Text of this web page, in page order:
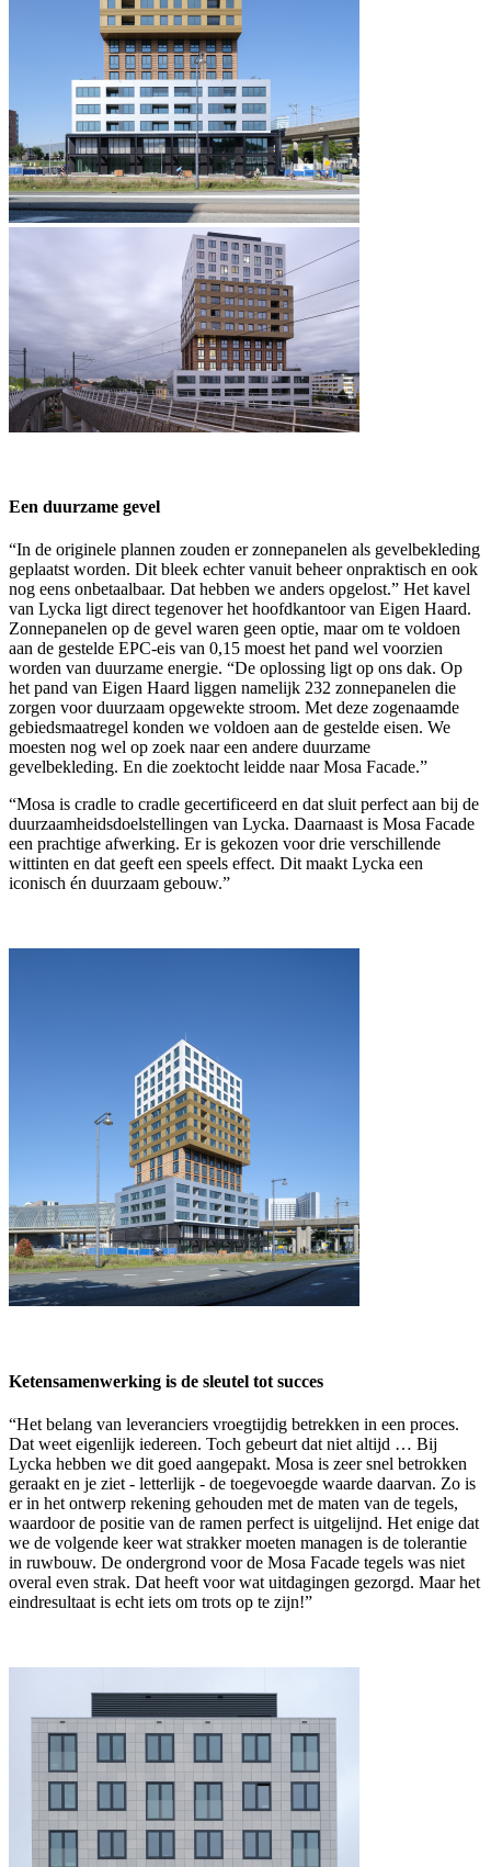
Een duurzame gevel
“In de originele plannen zouden er zonnepanelen als gevelbekleding
geplaatst worden. Dit bleek echter vanuit beheer onpraktisch en ook
nog eens onbetaalbaar. Dat hebben we anders opgelost.” Het kavel
van Lycka ligt direct tegenover het hoofdkantoor van Eigen Haard.
Zonnepanelen op de gevel waren geen optie, maar om te voldoen
aan de gestelde EPC-eis van 0,15 moest het pand wel voorzien
worden van duurzame energie. “De oplossing ligt op ons dak. Op
het pand van Eigen Haard liggen namelijk 232 zonnepanelen die
zorgen voor duurzaam opgewekte stroom. Met deze zogenaamde
gebiedsmaatregel konden we voldoen aan de gestelde eisen. We
moesten nog wel op zoek naar een andere duurzame
gevelbekleding. En die zoektocht leidde naar Mosa Facade.”
“Mosa is cradle to cradle gecertificeerd en dat sluit perfect aan bij de
duurzaamheidsdoelstellingen van Lycka. Daarnaast is Mosa Facade
een prachtige afwerking. Er is gekozen voor drie verschillende
wittinten en dat geeft een speels effect. Dit maakt Lycka een
iconisch én duurzaam gebouw.”
Ketensamenwerking is de sleutel tot succes
“Het belang van leveranciers vroegtijdig betrekken in een proces.
Dat weet eigenlijk iedereen. Toch gebeurt dat niet altijd … Bij
Lycka hebben we dit goed aangepakt. Mosa is zeer snel betrokken
geraakt en je ziet - letterlijk - de toegevoegde waarde daarvan. Zo is
er in het ontwerp rekening gehouden met de maten van de tegels,
waardoor de positie van de ramen perfect is uitgelijnd. Het enige dat
we de volgende keer wat strakker moeten managen is de tolerantie
in ruwbouw. De ondergrond voor de Mosa Facade tegels was niet
overal even strak. Dat heeft voor wat uitdagingen gezorgd. Maar het
eindresultaat is echt iets om trots op te zijn!”